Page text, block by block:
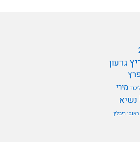
גדעון
מירי
נשיא
ראובן ריבלין